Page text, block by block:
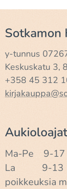
Sotkamon
y-tunnus
Keskuskatu 3,
+358 45 312
Aukioloajat
Ma-Pe 9-17
La 9-13
poikkeuksia